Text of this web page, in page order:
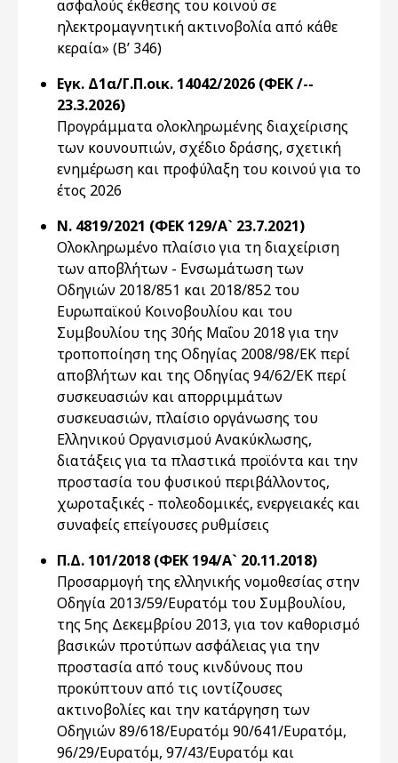
ασφαλούς έκθεσης του κοινού σε
ηλεκτρομαγνητική ακτινοβολία από κάθε
κεραία» (Β’ 346)
Εγκ. Δ1α/Γ.Π.οικ. 14042/2026 (ΦΕΚ /--
23.3.2026)
Προγράμματα ολοκληρωμένης διαχείρισης
των κουνουπιών, σχέδιο δράσης, σχετική
ενημέρωση και προφύλαξη του κοινού για το
έτος 2026
Ν. 4819/2021 (ΦΕΚ 129/Α` 23.7.2021)
Ολοκληρωμένο πλαίσιο για τη διαχείριση
των αποβλήτων - Ενσωμάτωση των
Οδηγιών 2018/851 και 2018/852 του
Ευρωπαϊκού Κοινοβουλίου και του
Συμβουλίου της 30ής Μαΐου 2018 για την
τροποποίηση της Οδηγίας 2008/98/ΕΚ περί
αποβλήτων και της Οδηγίας 94/62/ΕΚ περί
συσκευασιών και απορριμμάτων
συσκευασιών, πλαίσιο οργάνωσης του
Ελληνικού Οργανισμού Ανακύκλωσης,
διατάξεις για τα πλαστικά προϊόντα και την
προστασία του φυσικού περιβάλλοντος,
χωροταξικές - πολεοδομικές, ενεργειακές και
συναφείς επείγουσες ρυθμίσεις
Π.Δ. 101/2018 (ΦΕΚ 194/Α` 20.11.2018)
Προσαρμογή της ελληνικής νομοθεσίας στην
Οδηγία 2013/59/Ευρατόμ του Συμβουλίου,
της 5ης Δεκεμβρίου 2013, για τον καθορισμό
βασικών προτύπων ασφάλειας για την
προστασία από τους κινδύνους που
προκύπτουν από τις ιοντίζουσες
ακτινοβολίες και την κατάργηση των
Οδηγιών 89/618/Ευρατόμ 90/641/Ευρατόμ,
96/29/Ευρατόμ, 97/43/Ευρατόμ και